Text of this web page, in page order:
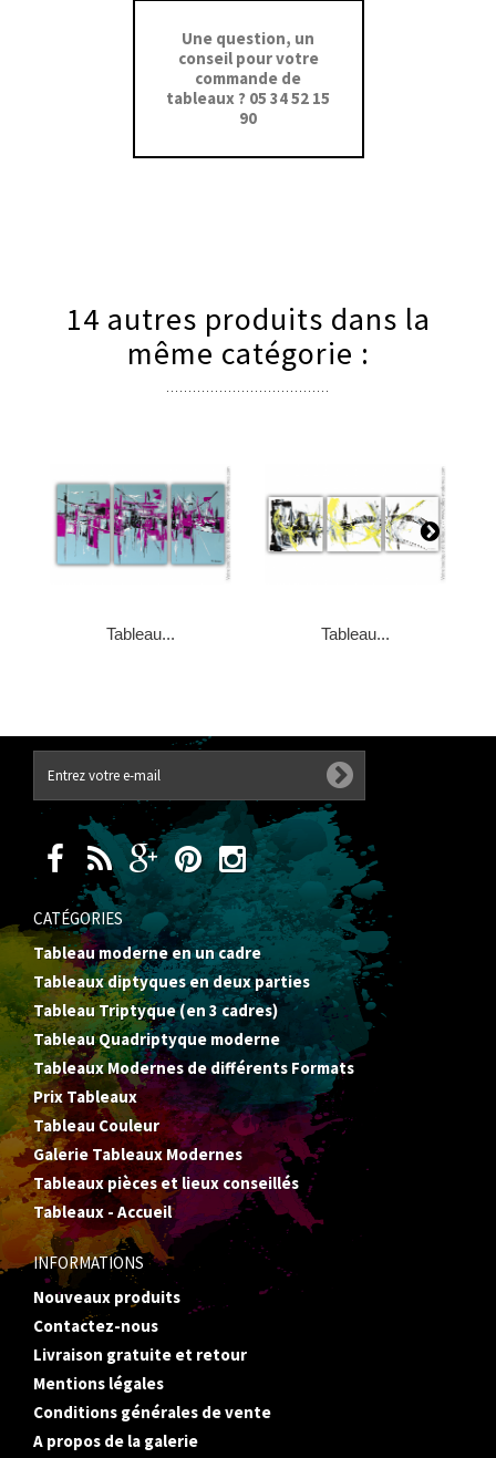
Une question, un
conseil pour votre
commande de
tableaux ? 05 34 52 15
90
14 autres produits dans la
même catégorie :
Tableau... Tableau...
CATÉGORIES
Tableau moderne en un cadre
Tableaux diptyques en deux parties
Tableau Triptyque (en 3 cadres)
Tableau Quadriptyque moderne
Tableaux Modernes de différents Formats
Prix Tableaux
Tableau Couleur
Galerie Tableaux Modernes
Tableaux pièces et lieux conseillés
Tableaux - Accueil
INFORMATIONS
Nouveaux produits
Contactez-nous
Livraison gratuite et retour
Mentions légales
Conditions générales de vente
A propos de la galerie